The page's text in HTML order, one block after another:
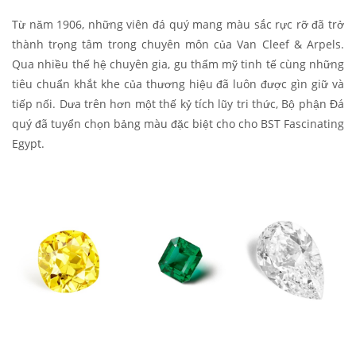
Từ năm 1906, những viên đá quý mang màu sắc rực rỡ đã trở
thành trọng tâm trong chuyên môn của Van Cleef & Arpels.
Qua nhiều thế hệ chuyên gia, gu thẩm mỹ tinh tế cùng những
tiêu chuẩn khắt khe của thương hiệu đã luôn được gìn giữ và
tiếp nối. Dưa trên hơn một thế kỷ tích lũy tri thức, Bộ phận Đá
quý đã tuyển chọn bảng màu đặc biệt cho cho BST Fascinating
Egypt.